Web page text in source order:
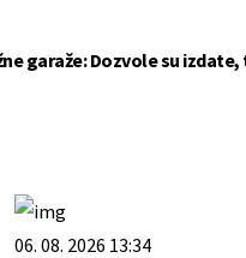
garaže: Dozvole su
06. 08. 2026 13:34